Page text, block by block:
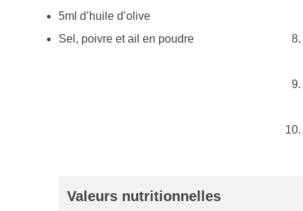
5ml d’huile d’olive
Sel, poivre et ail en poudre
Valeurs nutritionnelles